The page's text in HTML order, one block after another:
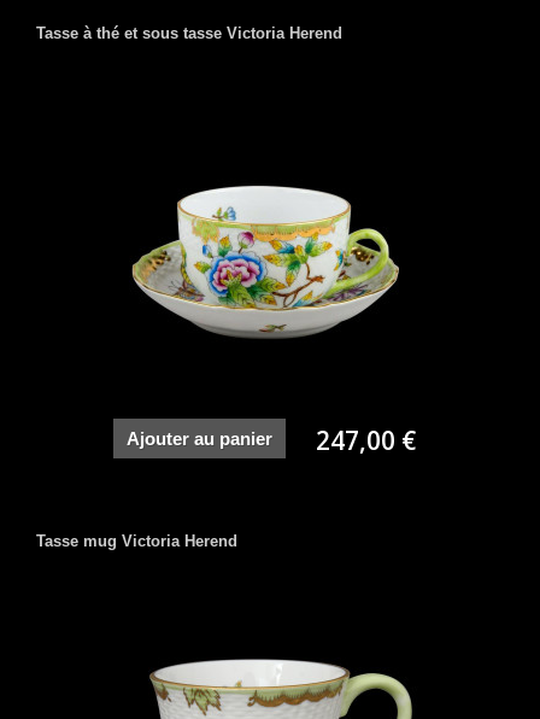
Tasse à thé et sous tasse Victoria Herend
Ajouter au panier 247,00 €
Tasse mug Victoria Herend